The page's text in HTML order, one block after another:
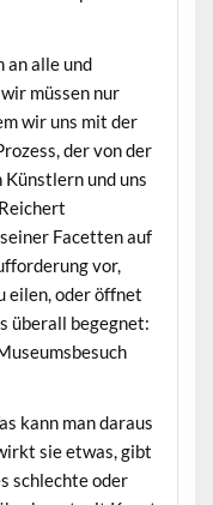
an alle und
müssen nur
wir uns mit der
der von der
und uns
Facetten auf
vor,
eilen, oder öffnet
überall begegnet:
kann man daraus
sie etwas, gibt
schlechte oder